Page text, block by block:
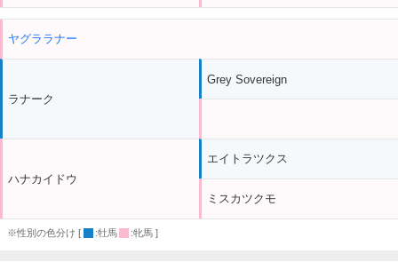
ヤグララナー
ラナーク
ハナカイドウ
Grey Sovereign
エイトラツクス
ミスカツクモ
※性別の色分け [ :牡馬 :牝馬 ]